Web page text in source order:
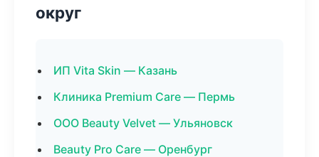
округ
ИП Vita Skin — Казань
Клиника Premium Care — Пермь
ООО Beauty Velvet — Ульяновск
Beauty Pro Care — Оренбург